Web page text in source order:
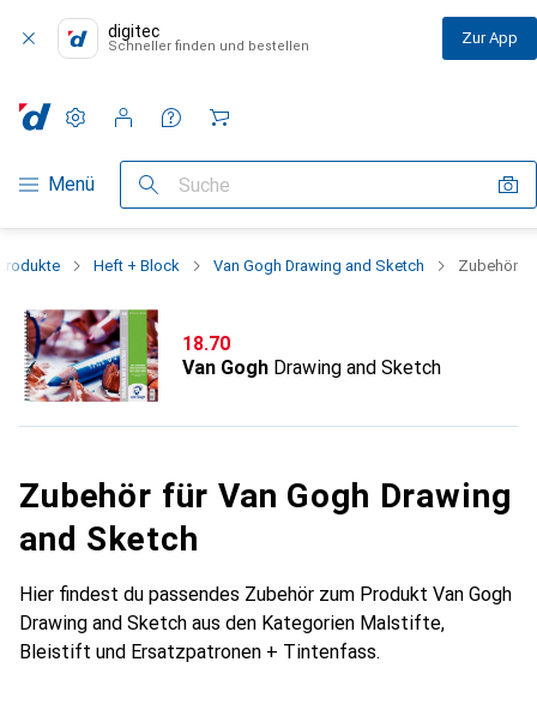
digitec
Schneller finden und bestellen Zur App
Navigation nach Kategorien
Menü Suche
Einstellungen
Kundenkonto
Vergleichslisten
Merklisten
Warenkorb
Heft + Block Van Gogh Drawing and Sketch Zubehör
CHF
18.70
Van Gogh Drawing and Sketch
Zubehör für Van Gogh Drawing
and Sketch
Hier findest du passendes Zubehör zum Produkt Van Gogh
Drawing and Sketch aus den Kategorien Malstifte,
Bleistift und Ersatzpatronen + Tintenfass.